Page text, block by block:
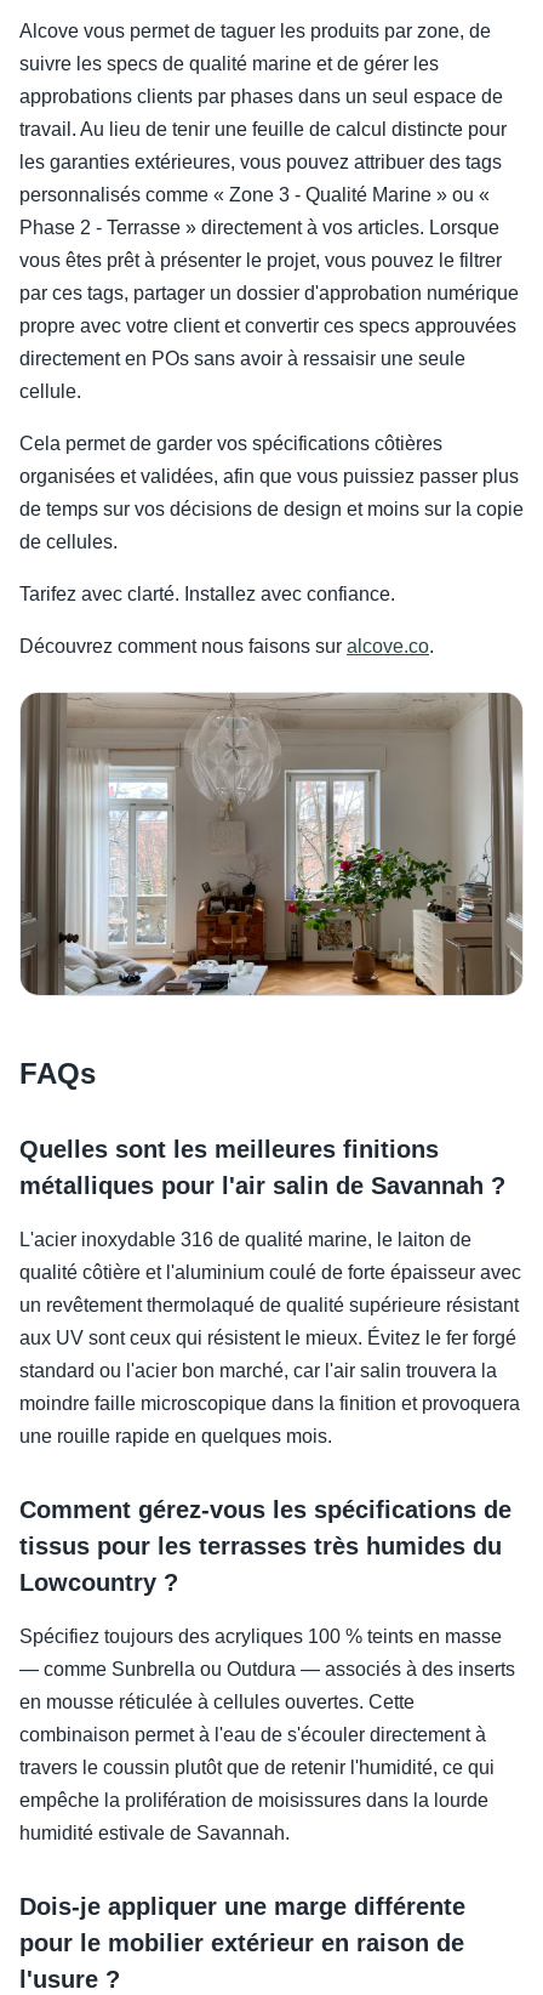
Alcove vous permet de taguer les produits par zone, de
suivre les specs de qualité marine et de gérer les
approbations clients par phases dans un seul espace de
travail. Au lieu de tenir une feuille de calcul distincte pour
les garanties extérieures, vous pouvez attribuer des tags
personnalisés comme « Zone 3 - Qualité Marine » ou «
Phase 2 - Terrasse » directement à vos articles. Lorsque
vous êtes prêt à présenter le projet, vous pouvez le filtrer
par ces tags, partager un dossier d'approbation numérique
propre avec votre client et convertir ces specs approuvées
directement en POs sans avoir à ressaisir une seule
cellule.
Cela permet de garder vos spécifications côtières
organisées et validées, afin que vous puissiez passer plus
de temps sur vos décisions de design et moins sur la copie
de cellules.
Tarifez avec clarté. Installez avec confiance.
Découvrez comment nous faisons sur alcove.co.
FAQs
Quelles sont les meilleures finitions
métalliques pour l'air salin de Savannah ?
L'acier inoxydable 316 de qualité marine, le laiton de
qualité côtière et l'aluminium coulé de forte épaisseur avec
un revêtement thermolaqué de qualité supérieure résistant
aux UV sont ceux qui résistent le mieux. Évitez le fer forgé
standard ou l'acier bon marché, car l'air salin trouvera la
moindre faille microscopique dans la finition et provoquera
une rouille rapide en quelques mois.
Comment gérez-vous les spécifications de
tissus pour les terrasses très humides du
Lowcountry ?
Spécifiez toujours des acryliques 100 % teints en masse
— comme Sunbrella ou Outdura — associés à des inserts
en mousse réticulée à cellules ouvertes. Cette
combinaison permet à l'eau de s'écouler directement à
travers le coussin plutôt que de retenir l'humidité, ce qui
empêche la prolifération de moisissures dans la lourde
humidité estivale de Savannah.
Dois-je appliquer une marge différente
pour le mobilier extérieur en raison de
l'usure ?